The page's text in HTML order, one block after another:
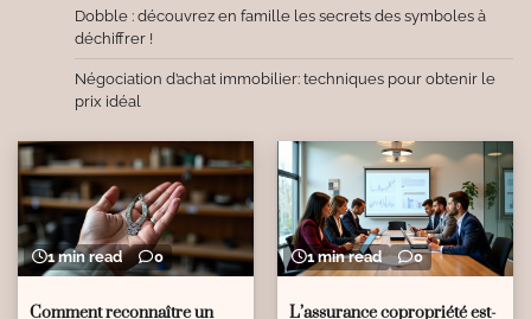
Dobble : découvrez en famille les secrets des symboles à
déchiffrer !
Négociation d’achat immobilier: techniques pour obtenir le
prix idéal
1 min read 0
Comment reconnaître un
1 min read 0
L’assurance copropriété est-